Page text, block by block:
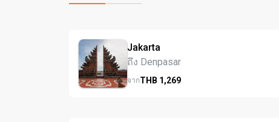
Jakarta
ถึง Denpasar
จากTHB 1,269